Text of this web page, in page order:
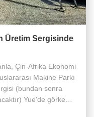
Üretim Sergisinde
Çin-Afrika Ekonomi
Makine Parkı
(bundan sonra
Yue'de görkemli